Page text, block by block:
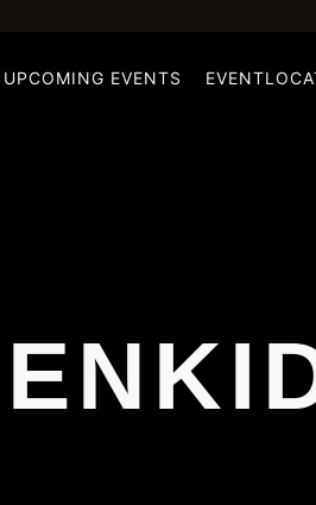
UPCOMING EVENTS